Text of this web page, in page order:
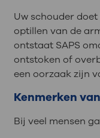
Uw schouder
optillen van de
ontstaat SAPS
ontstoken of
een oorzaak zijn
Kenmerken
Bij veel mensen